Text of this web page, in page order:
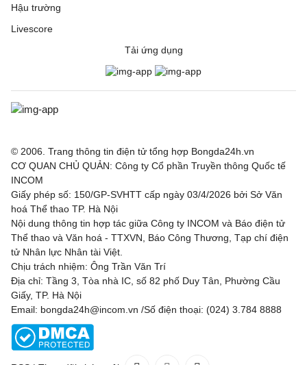
Hậu trường
Livescore
Tải ứng dụng
© 2006. Trang thông tin điện tử tổng hợp Bongda24h.vn
CƠ QUAN CHỦ QUẢN: Công ty Cổ phần Truyền thông Quốc tế
INCOM
Giấy phép số: 150/GP-SVHTT cấp ngày 03/4/2026 bởi Sở Văn
hoá Thể thao TP. Hà Nội
Nội dung thông tin hợp tác giữa Công ty INCOM và Báo điện tử
Thể thao và Văn hoá - TTXVN, Báo Công Thương, Tạp chí điện
tử Nhân lực Nhân tài Việt.
Chịu trách nhiệm: Ông Trần Văn Trí
Địa chỉ: Tầng 3, Tòa nhà IC, số 82 phố Duy Tân, Phường Cầu
Giấy, TP. Hà Nội
Email: bongda24h@incom.vn /Số điện thoại: (024) 3.784 8888